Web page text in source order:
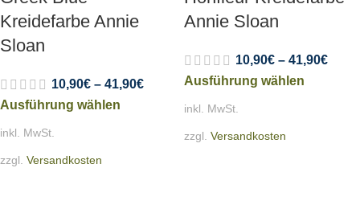
Kreidefarbe Annie
Sloan
10,90€ – 41,90€
Ausführung wählen
inkl. MwSt.
zzgl. Versandkosten
Annie Sloan
10,90€ – 41,90€
Ausführung wählen
inkl. MwSt.
zzgl. Versandkosten